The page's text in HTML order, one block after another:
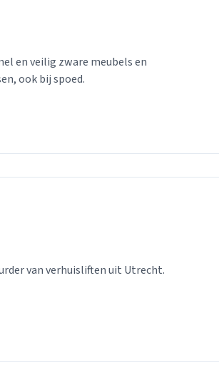
en veilig zware meubels en
ook bij spoed.
van verhuisliften uit Utrecht.